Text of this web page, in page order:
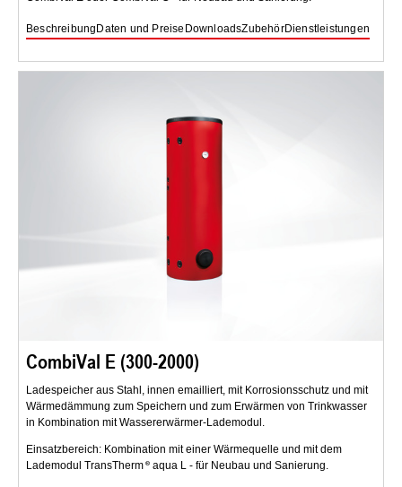
Beschreibung Daten und Preise DownloadsZubehörDienstleistungen
CombiVal E (300-2000)
Ladespeicher aus Stahl, innen emailliert, mit Korrosionsschutz und mit
Wärmedämmung zum Speichern und zum Erwärmen von Trinkwasser
in Kombination mit Wassererwärmer-Lademodul.
Einsatzbereich: Kombination mit einer Wärmequelle und mit dem
Lademodul TransTherm
aqua L - für Neubau und Sanierung.